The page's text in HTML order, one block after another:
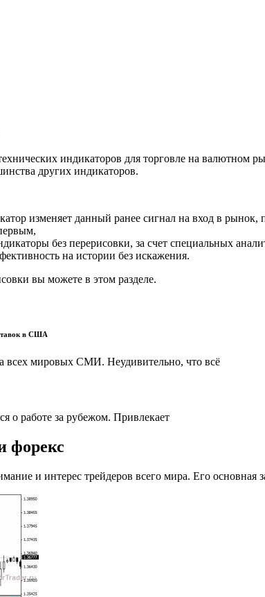
индикаторов для торговле на валютном
других индикаторов.
изменяет данный ранее сигнал на вход в
без перерисовки, за счет специальных
на истории без искажения.
вы можете в этом разделе.
в США
всех мировых СМИ. Неудивительно, что всё
о работе за рубежом. Привлекает
форекс
и интерес трейдеров всего мира. Его